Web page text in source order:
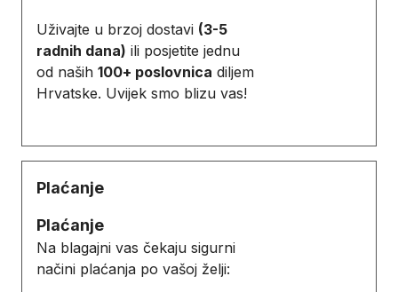
Uživajte u brzoj dostavi (3-5
radnih dana) ili posjetite jednu
od naših 100+ poslovnica diljem
Hrvatske. Uvijek smo blizu vas!
Plaćanje
Plaćanje
Na blagajni vas čekaju sigurni
načini plaćanja po vašoj želji: